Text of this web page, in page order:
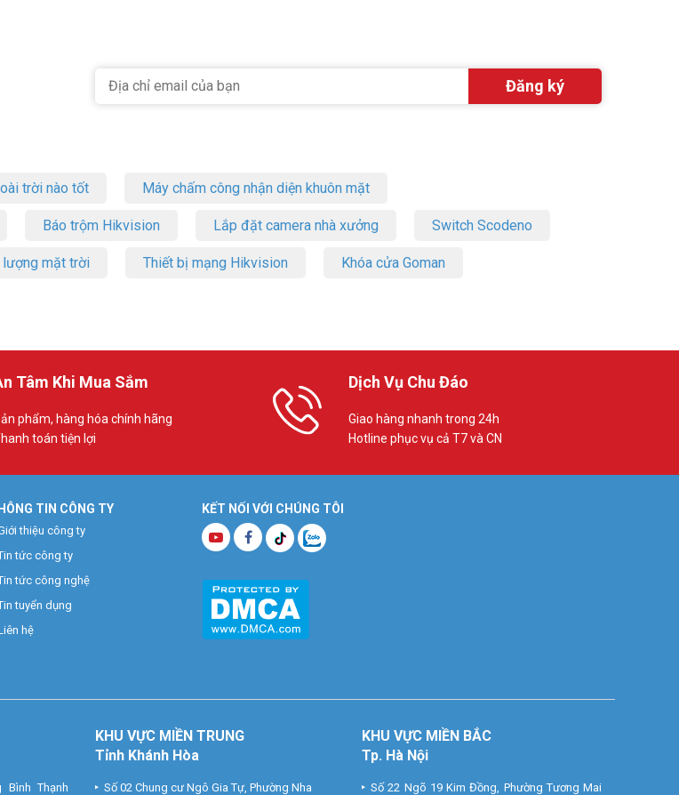
trời nào tốt Máy chấm công nhận diện khuôn mặt
Báo trộm Hikvision Lắp đặt camera nhà xưởng Switch Scodeno
mặt trời Thiết bị mạng Hikvision Khóa cửa Goman
Tâm Khi Mua Sắm
phẩm, hàng hóa chính hãng
toán tiện lợi
Dịch Vụ Chu Đáo
Giao hàng nhanh trong 24h
Hotline phục vụ cả T7 và CN
KẾT NỐI VỚI CHÚNG TÔI
TIN CÔNG TY
thiệu công ty
tức công ty
tức công nghệ
tuyển dụng
hệ
Bình Thạnh
KHU VỰC MIỀN TRUNG
Tỉnh Khánh Hòa
Số 02 Chung cư Ngô Gia Tự, Phường Nha
KHU VỰC MIỀN BẮC
Tp. Hà Nội
Số 22 Ngõ 19 Kim Đồng, Phường Tương Mai